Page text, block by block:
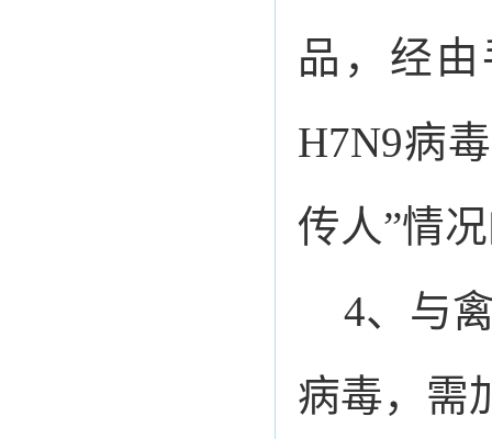
品，经
H7N9病
传人”情
4、与
病毒，需